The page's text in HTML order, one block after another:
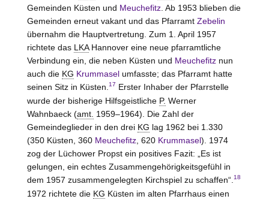
Gemeinden Küsten und Meuchefitz. Ab 1953 blieben die
Gemeinden erneut vakant und das Pfarramt Zebelin
übernahm die Hauptvertretung. Zum 1. April 1957
richtete das LKA Hannovereine neue pfarramtliche
Verbindung ein, die neben Küsten und Meuchefitznun
auch die KG Krummaselumfasste; das Pfarramt hatte
seinen Sitz in Küsten. 17 Erster Inhaber der Pfarrstelle
wurde der bisherige Hilfsgeistliche P. Werner
Wahnbaeck (amt. 1959–1964). Die Zahl der
Gemeindeglieder in den drei KG lag 1962 bei 1.330
(350 Küsten, 360 Meuchefitz, 620 Krummasel). 1974
zog der Lüchower Propst ein positives Fazit: „Es ist
gelungen, ein echtes Zusammengehörigkeitsgefühl in
dem 1957 zusammengelegten Kirchspiel zu schaffen“. 18
1972 richtete die KG Küsten im alten Pfarrhaus einen